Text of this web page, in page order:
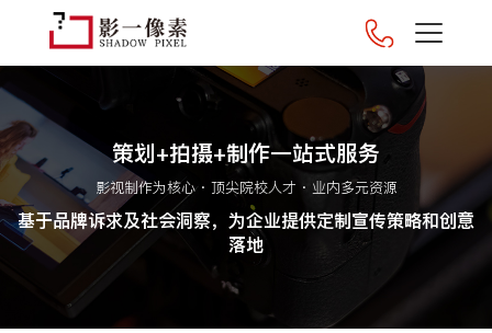
策划+拍摄+制作一站式服务
影视制作为核心 · 顶尖院校人才 · 业内多元资源
基于品牌诉求及社会洞察，为企业提供定制宣传策略和创意
落地